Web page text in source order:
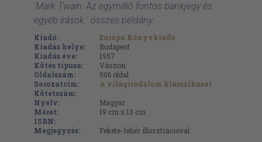
'Mark Twain: Az egymillió fontos bankjegy és
egyéb írások ' összes példány
Kiadó:
Európa Könyvkiadó
Kiadás helye:
Budapest
Kiadás éve:
1957
Kötés típusa:
Vászon
Oldalszám:
506 oldal
Sorozatcím:
A világirodalom klasszikusai
Kötetszám:
Nyelv:
Magyar
Méret:
19 cm x 13 cm
ISBN:
Megjegyzés:
Fekete-fehér illusztrációval.